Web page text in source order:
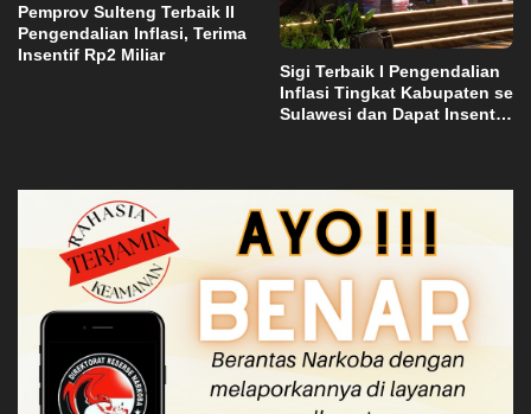
Pemprov Sulteng Terbaik II
Pengendalian Inflasi, Terima
Insentif Rp2 Miliar
Sigi Terbaik I Pengendalian
Inflasi Tingkat Kabupaten se
Sulawesi dan Dapat Insentif